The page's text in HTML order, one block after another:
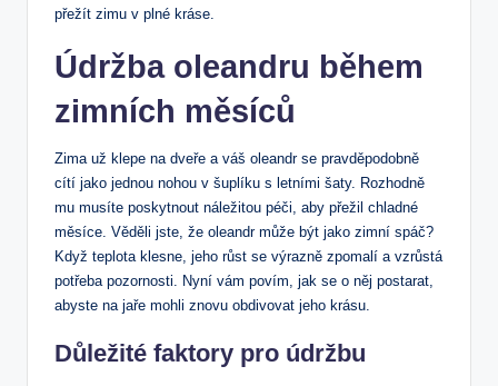
přežít zimu​ v plné ‍kráse.
Údržba oleandru během
‌zimních měsíců
Zima ‍už klepe⁤ na dveře a ‍váš oleandr ​se ​pravděpodobně⁤
cítí jako jednou nohou v šuplíku⁢ s ​letními ‍šaty. Rozhodně ​
mu musíte poskytnout náležitou péči, ⁣aby přežil chladné‌
měsíce. Věděli jste, ​že oleandr může‌ být⁣ jako zimní ⁢spáč?⁣
Když teplota klesne,⁣ jeho růst​ se výrazně​ zpomalí a vzrůstá⁣
potřeba pozornosti. ⁢Nyní vám povím, ‌jak⁣ se o něj postarat,‌
abyste na jaře⁢ mohli znovu obdivovat jeho krásu.
Důležité faktory‍ pro ⁣údržbu